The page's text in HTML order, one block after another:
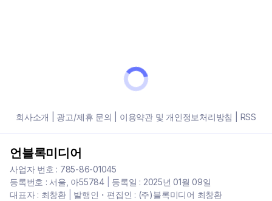
회사소개 광고/제휴 문의 이용약관 및 개인정보처리방침 RSS
언블록미디어
사업자 번호 : 785-86-01045
등록번호 : 서울, 아55784| 등록일 : 2025년 01월 09일
대표자 : 최창환| 발행인・편집인 : (주)블록미디어 최창환